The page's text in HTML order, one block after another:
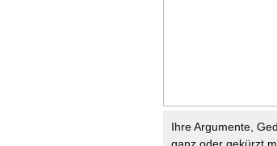
Ihre Argumente,